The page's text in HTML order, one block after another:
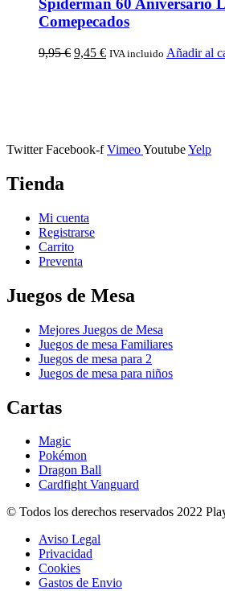
Spiderman 60 Aniversario
Comepecados
9,95€ 9,45 € IVA incluido Añadir al
Twitter Facebook-f VimeoYoutubeYelp
Tienda
Mi cuenta
Registrarse
Carrito
Preventa
Juegos de Mesa
Mejores Juegos de Mesa
Juegos de mesa Familiares
Juegos de mesa para 2
Juegos de mesa para niños
Cartas
Magic
Pokémon
Dragon Ball
Cardfight Vanguard
© Todos los derechos reservados 2022
Aviso Legal
Privacidad
Cookies
Gastos de Envio